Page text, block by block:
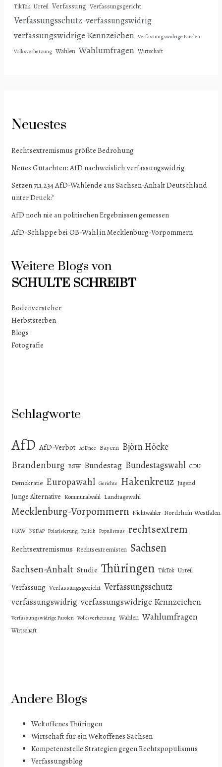
TikTok Urteil Verfassung Verfassungsgericht
Verfassungsschutz verfassungswidrig
verfassungswidrige Kennzeichen Verfassungswidrige Parolen
Volksverhetzung Wahlen Wahlumfragen Wirtschaft
Neuestes
Rechtsextremismus größte Bedrohung
Neues Gutachten: AfD nachweislich verfassungswidrig
Setzen 711.234 AfD-Wählende aus Sachsen-Anhalt Deutschland
unter Druck?
AfD noch nie an politischen Ergebnissen gemessen
AfD-Schlappe bei OB-Wahl in Mecklenburg-Vorpommern
Weitere Blogs von
SCHULTE SCHREIBT
Bodenversteher
Herbststerben
Blogs
Fotografie
Schlagworte
AfD AfD-Verbot AfDnee Bayern Björn Höcke
Brandenburg BSW Bundestag Bundestagswahl CDU
Demokratie Europawahl Gerichte Hakenkreuz Jugend
Junge Alternative Kommunalwahl Landtagswahl
Mecklenburg-Vorpommern Nichtwähler Nordrhein-Westfalen
NRW NSDAP Polarisierung Politik Populismus rechtsextrem
Rechtsextremismus Rechtsextremisten Sachsen
Sachsen-Anhalt Studie Thüringen TikTok Urteil
Verfassung Verfassungsgericht Verfassungsschutz
verfassungswidrig verfassungswidrige Kennzeichen
Verfassungswidrige Parolen Volksverhetzung Wahlen Wahlumfragen
Wirtschaft
Andere Blogs
Weltoffenes Thüringen
Wirtschaft für ein Weltoffenes Sachsen
Kompetenzstelle Strategien gegen Rechtspopulismus
Verfassungsblog